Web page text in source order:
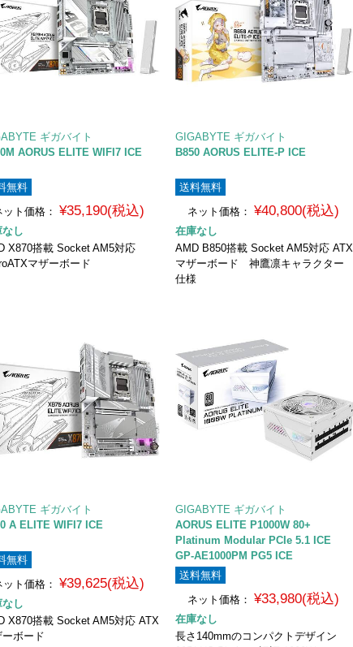
ギガバイト
AORUS ELITE WIFI7 ICE
無料
ット価格：
¥35,190(税込)
し
X870搭載 Socket AM5対応
マザーボード
GIGABYTE ギガバイト
B850 AORUS ELITE-P ICE
送料無料
ネット価格： ¥40,800(税込)
在庫なし
AMD B850搭載 Socket AM5対応 ATX
マザーボード 神鷹凛キャラクター
仕様
ギガバイト
A ELITE WIFI7 ICE
無料
ット価格：
¥39,625(税込)
し
X870搭載 Socket AM5対応 ATX
ーボード
GIGABYTE ギガバイト
AORUS ELITE P1000W 80+
Platinum Modular PCIe 5.1 ICE
GP-AE1000PM PG5 ICE
送料無料
ネット価格： ¥33,980(税込)
在庫なし
長さ140mmのコンパクトデザイン